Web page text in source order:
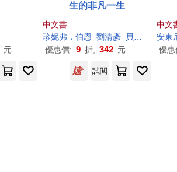
元
生的非凡一生
中文書
珍妮弗．伯恩
劉清彥
貝卡．史泰蘭德（Becca Stadtlander）
優惠價: 9 折, 342 元
中文
安東
優惠
試閱